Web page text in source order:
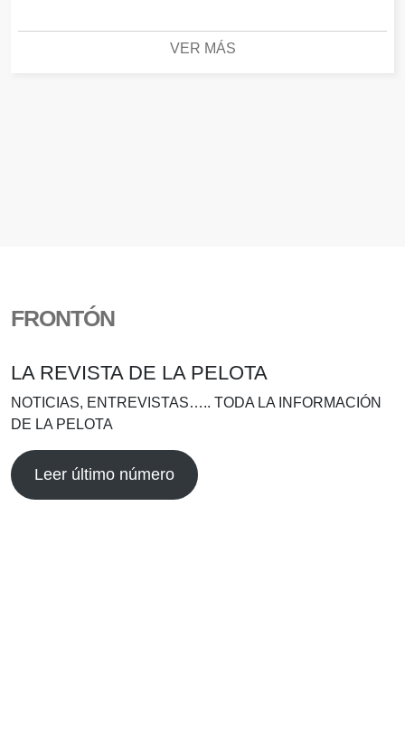
VER MÁS
FRONTÓN
LA REVISTA DE LA PELOTA
NOTICIAS, ENTREVISTAS….. TODA LA INFORMACIÓN
DE LA PELOTA
Leer último número